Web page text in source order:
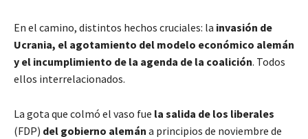
En el camino, distintos hechos cruciales: la invasión de
Ucrania, el agotamiento del modelo económico alemán
y el incumplimiento de la agenda de la coalición. Todos
ellos interrelacionados.
La gota que colmó el vaso fue la salida de los liberales
(FDP) del gobierno alemán a principios de noviembre de